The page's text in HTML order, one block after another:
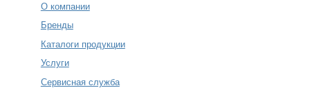
О компании
Бренды
Каталоги продукции
Услуги
Сервисная служба